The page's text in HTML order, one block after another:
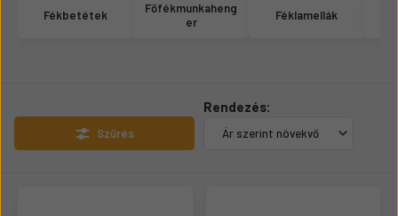
Fékbetétek
Főfékmunkaheng
er
Féklamellák
Szűrés
Rendezés: